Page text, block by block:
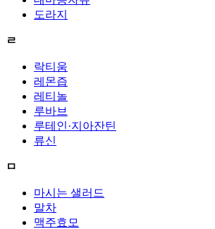
도라지
ㄹ
락티움
레몬즙
레티놀
루바브
루테인·지아잔틴
류신
ㅁ
마시는 샐러드
말차
맥주효모